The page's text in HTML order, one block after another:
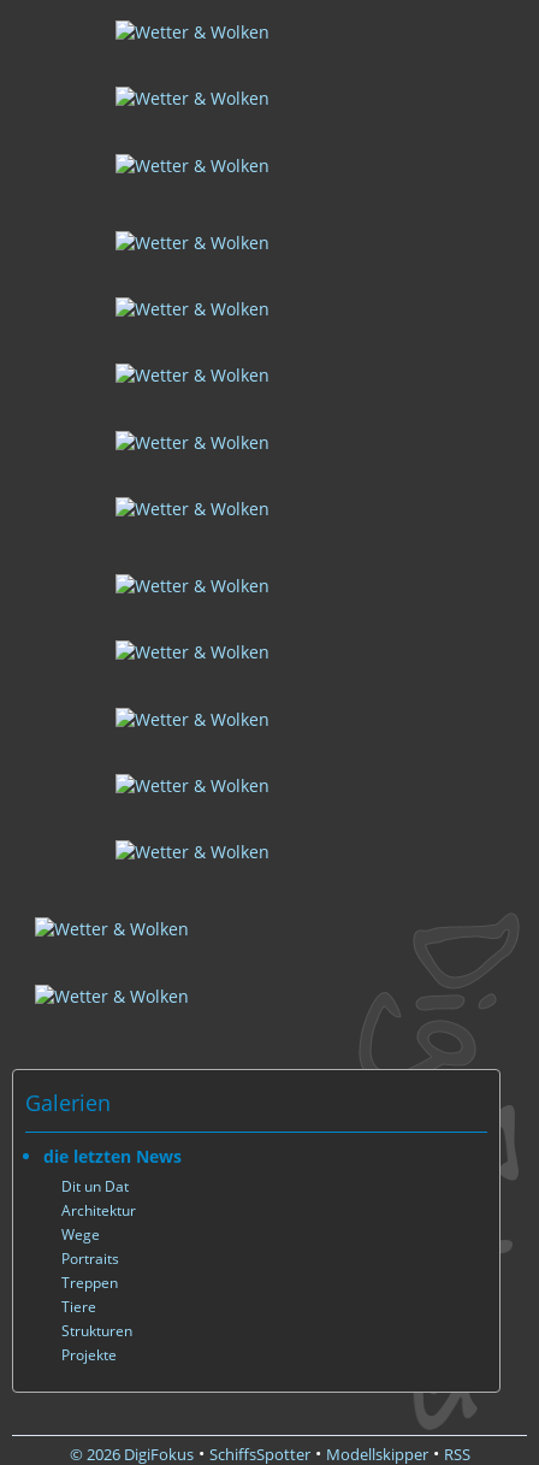
Galerien
die letzten News
Dit un Dat
Architektur
Wege
Portraits
Treppen
Tiere
Strukturen
Projekte
© 2026 DigiFokus• SchiffsSpotter• Modellskipper• RSS